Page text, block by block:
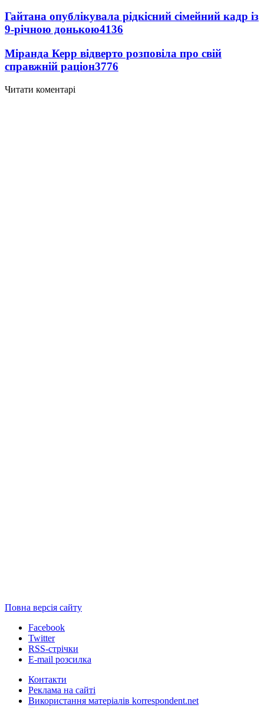
Гайтана опублікувала рідкісний сімейний кадр із
9-річною донькою4136
Міранда Керр відверто розповіла про свій
справжній раціон3776
Читати коментарі
Повна версія сайту
Facebook
Twitter
RSS-стрічки
E-mail розсилка
Контакти
Реклама на сайті
Використання матеріалів korrespondent.net